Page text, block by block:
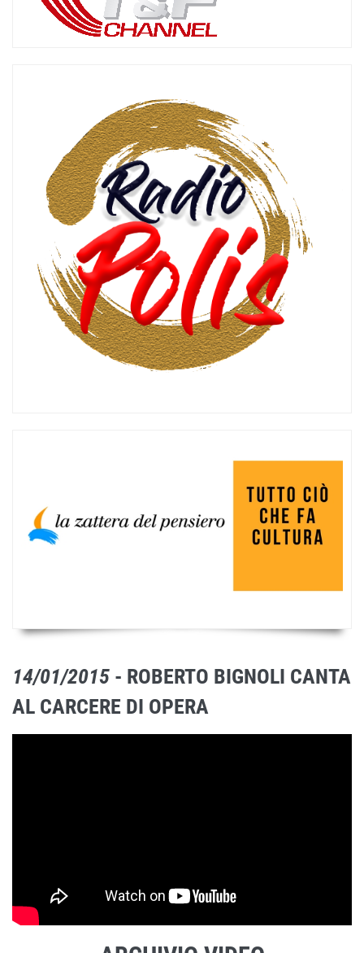
14/01/2015 - ROBERTO BIGNOLI CANTA
AL CARCERE DI OPERA